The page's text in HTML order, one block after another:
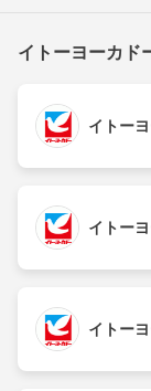
イトーヨーカド
イトー
イトー
イトー